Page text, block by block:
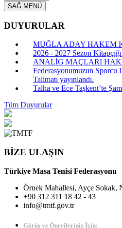
SAĞ MENÜ
DUYURULAR
MUĞLA ADAY HAKEM
2026 - 2027 Sezon
ANALİG MAÇLARI
Federasyonumuzun Sporcu
Talimatı yayınlandı.
Talha ve Ece Taşkent’te
Tüm Duyurular
BİZE ULAŞIN
Türkiye Masa Tenisi Federasyonu
Örnek Mahallesi, Ayçe
+90 312 311 18 42 - 43
info@tmtf.gov.tr
Görüş ve Önerileriniz İçin: